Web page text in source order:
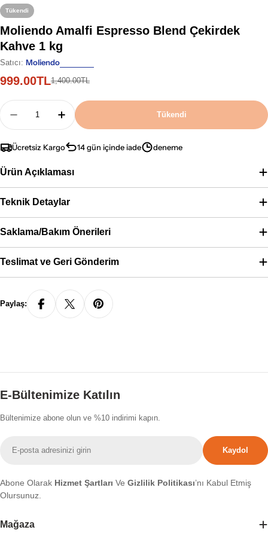
Tükendi
Moliendo Amalfi Espresso Blend Çekirdek
Kahve 1 kg
Satıcı: Moliendo
İndirimli
999.00TL
Normal
1,400.00TL
Adet
Moliendo Amalfi Espresso Blend Çekirdek
Moliendo Amalfi Espresso Blend
Tükendi
Ücretsiz Kargo 14 gün içinde iade deneme
Ürün Açıklaması
Teknik Detaylar
Saklama/Bakım Önerileri
Teslimat ve Geri Gönderim
Paylaş:
E-Bültenimize Katılın
Bültenimize abone olun ve %10 indirimi kapın.
posta
Kaydol
Abone Olarak Hizmet Şartları Ve Gizlilik Politikası’nı Kabul Etmiş
Olursunuz.
Mağaza